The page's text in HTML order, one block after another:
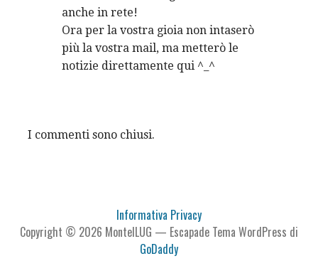
anche in rete!
Ora per la vostra gioia non intaserò
più la vostra mail, ma metterò le
notizie direttamente qui ^_^
I commenti sono chiusi.
Informativa Privacy
Copyright © 2026 MontelLUG — Escapade Tema WordPress di
GoDaddy